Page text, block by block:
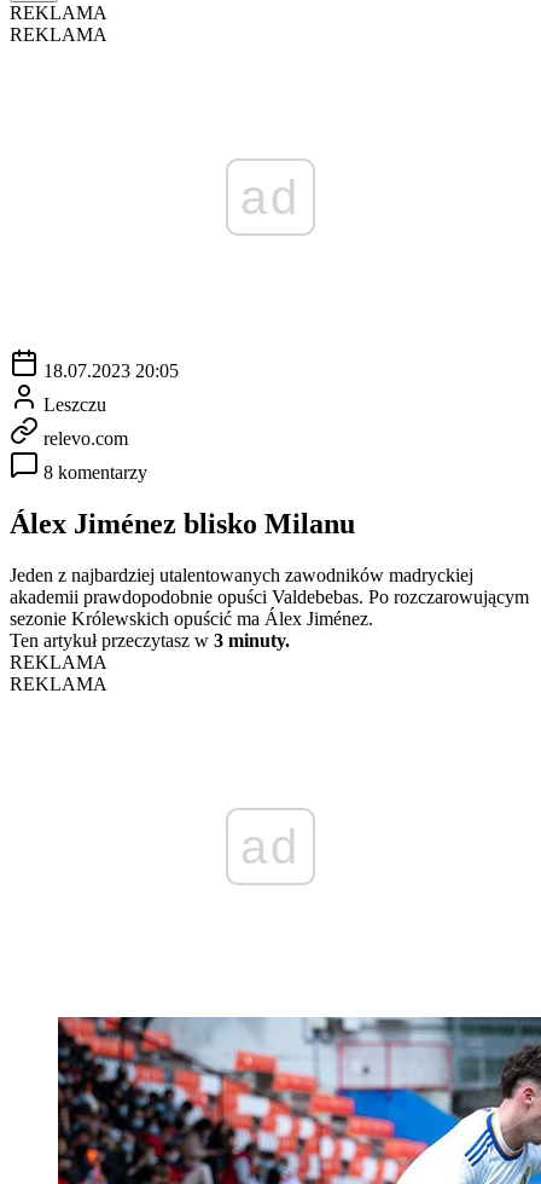
REKLAMA
REKLAMA
ad
18.07.2023 20:05
Leszczu
relevo.com
8 komentarzy
Álex Jiménez blisko Milanu
Jeden z najbardziej utalentowanych zawodników madryckiej
akademii prawdopodobnie opuści Valdebebas. Po rozczarowującym
sezonie Królewskich opuścić ma Álex Jiménez.
Ten artykuł przeczytasz w 3 minuty.
REKLAMA
REKLAMA
ad